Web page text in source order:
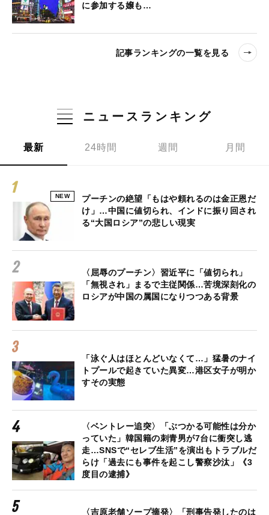
に参加する嬢も…
記事ランキングの一覧を見る
ニュースランキング
最新 24時間 週間 月間
NEW
プーチンの絶望「もはや頼れるのは金正恩だ
け」…中国に値切られ、インドに振り回され
る“大国ロシア”の悲しい現実
〈屈辱のプーチン〉習近平に「値切られ」
「無視され」まるで主従関係…苦境深刻化の
ロシアが中国の属国になりつつある背景
「泳ぐ人はほとんどいなくて…」猛暑のナイ
トプールで起きていた異変…港区女子が明か
すその実態
〈ベントレー追突〉「ぶつかる可能性は分か
っていた」韓国籍の刺青男が7台に衝突し逃
走…SNSで“セレブ生活”を演出もトラブルだ
らけ「過去にも事件を起こし警察沙汰」《3
度目の逮捕》
〈吉原老舗ソープ摘発〉「刑事告発したのは